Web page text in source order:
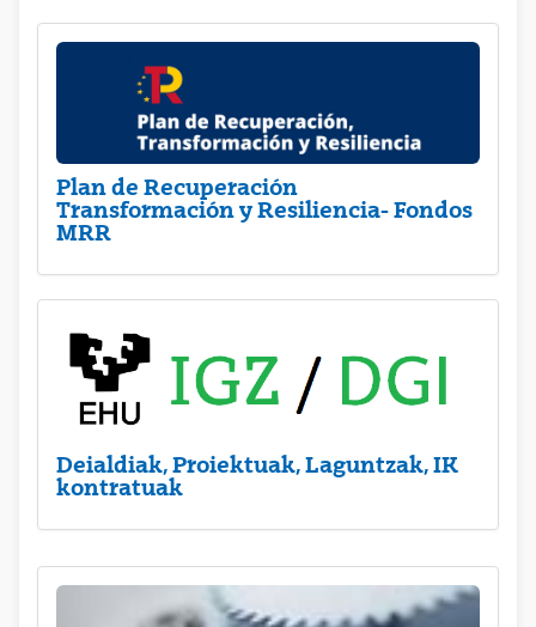
Plan de Recuperación
Transformación y Resiliencia- Fondos
MRR
Deialdiak, Proiektuak, Laguntzak, IK
kontratuak